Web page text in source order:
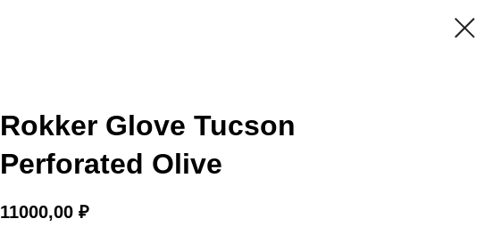
Rokker Glove Tucson
Perforated Olive
11000,00 ₽